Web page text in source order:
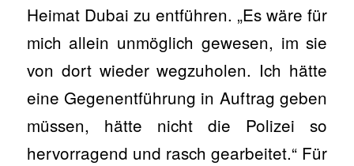
Heimat Dubai zu entführen. „Es wäre für
mich allein unmöglich gewesen, im sie
von dort wieder wegzuholen. Ich hätte
eine Gegenentführung in Auftrag geben
müssen, hätte nicht die Polizei so
hervorragend und rasch gearbeitet.“ Für